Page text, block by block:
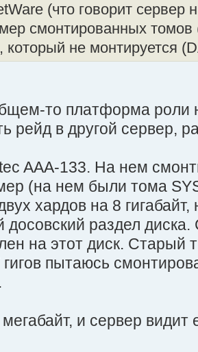
(что говорит сервер
смонтированных
который не монтируется
то платформа роли
рейд в другой сервер,
AAA-133. На нем
(на нем были тома
хардов на 8
досовский раздел
на этот диск. Старый
пытаюсь
и сервер